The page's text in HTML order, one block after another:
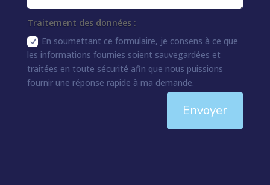
Traitement des données :
En soumettant ce formulaire, je consens à ce que
les informations fournies soient sauvegardées et
traitées en toute sécurité afin que nous puissions
fournir une réponse rapide à ma demande.
Envoyer